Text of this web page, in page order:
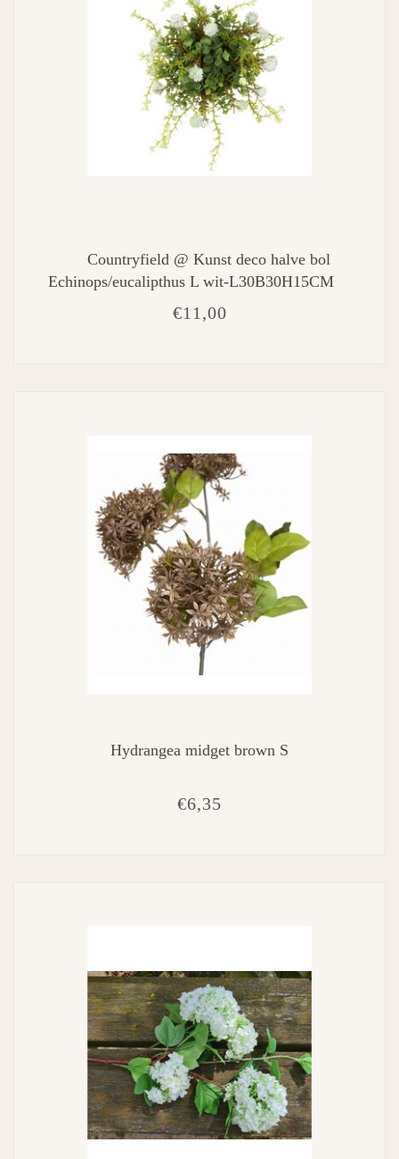
Countryfield @ Kunst deco halve bol
Echinops/eucalipthus L wit-L30B30H15CM
€11,00
Hydrangea midget brown S
€6,35